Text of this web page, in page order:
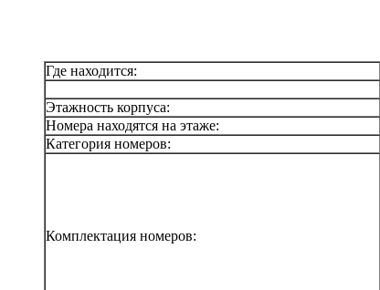
Где находится:
Этажность корпуса:
Номера находятся на этаже:
Категория номеров:
Комплектация номеров: